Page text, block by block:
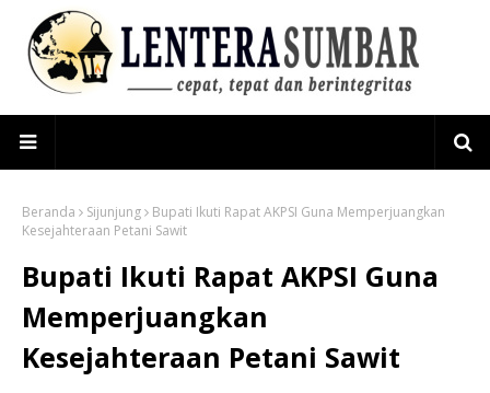
Beranda Sijunjung
Bupati Ikuti Rapat AKPSI Guna Memperjuangkan
Kesejahteraan Petani Sawit
Bupati Ikuti Rapat AKPSI Guna
Memperjuangkan
Kesejahteraan Petani Sawit